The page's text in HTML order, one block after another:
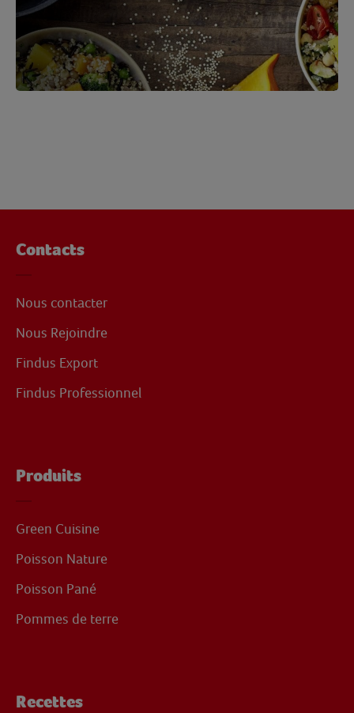
Contacts
Nous contacter
Nous Rejoindre
Findus Export
Findus Professionnel
Produits
Green Cuisine
Poisson Nature
Poisson Pané
Pommes de terre
Recettes